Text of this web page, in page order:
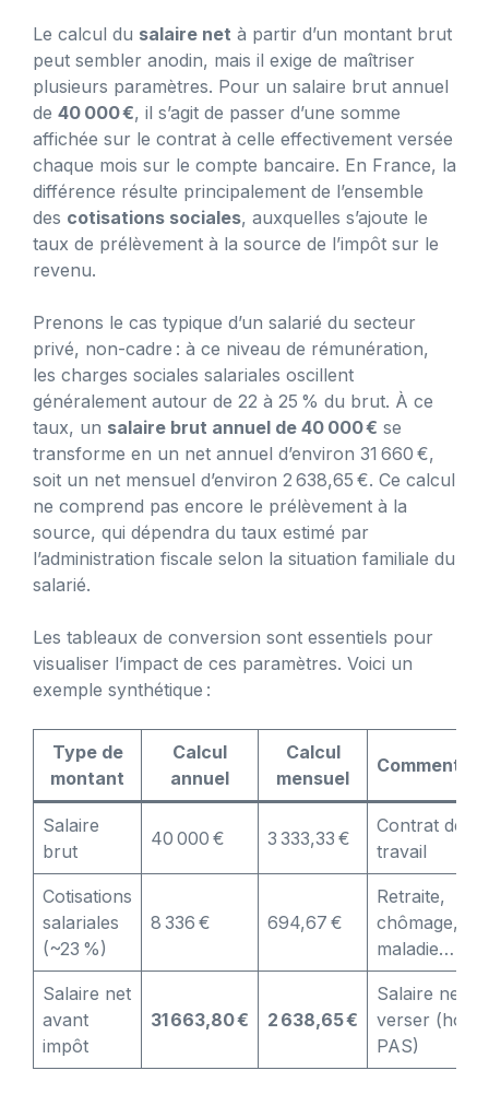
Le calcul du salaire net à partir d’un montant brut
peut sembler anodin, mais il exige de maîtriser
plusieurs paramètres. Pour un salaire brut annuel
de 40 000 €, il s’agit de passer d’une somme
affichée sur le contrat à celle effectivement versée
chaque mois sur le compte bancaire. En France, la
différence résulte principalement de l’ensemble
des cotisations sociales, auxquelles s’ajoute le
taux de prélèvement à la source de l’impôt sur le
revenu.
Prenons le cas typique d’un salarié du secteur
privé, non-cadre : à ce niveau de rémunération,
les charges sociales salariales oscillent
généralement autour de 22 à 25 % du brut. À ce
taux, un salaire brut annuel de 40 000 € se
transforme en un net annuel d’environ 31 660 €,
soit un net mensuel d’environ 2 638,65 €. Ce calcul
ne comprend pas encore le prélèvement à la
source, qui dépendra du taux estimé par
l’administration fiscale selon la situation familiale du
salarié.
Les tableaux de conversion sont essentiels pour
visualiser l’impact de ces paramètres. Voici un
exemple synthétique :
Type de
montant
Calcul
annuel
Calcul
mensuel
Salaire
brut
40 000 € 3 333,33 €
Contrat de
travail
Cotisations
salariales
(~23 %)
8 336 € 694,67 €
Retraite,
chômage,
maladie…
Salaire net
avant
impôt
31 663,80 € 2 638,65 €
Salaire net à
verser (hors
PAS)